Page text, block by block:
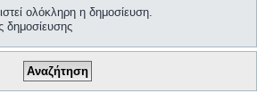
ολόκληρη η δημοσίευση.
δημοσίευσης